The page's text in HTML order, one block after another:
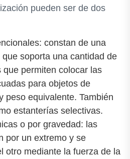
pueden ser de dos
constan de una
soporta una cantidad de
que permiten colocar las
para objetos de
peso equivalente. También
estanterías selectivas.
o por gravedad: las
por un extremo y se
otro mediante la fuerza de la